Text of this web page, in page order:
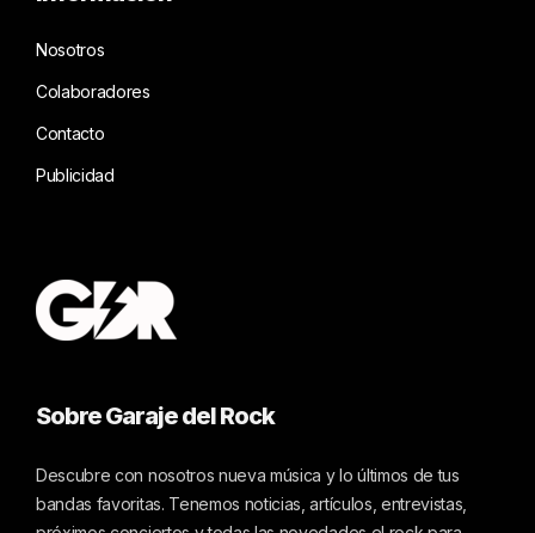
Nosotros
Colaboradores
Contacto
Publicidad
Sobre Garaje del Rock
Descubre con nosotros nueva música y lo últimos de tus
bandas favoritas. Tenemos noticias, artículos, entrevistas,